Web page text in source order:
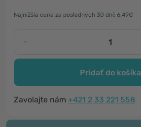
Najnižšia cena za posledných 30 dní: 6,49€
-
Pridať do košíka
Zavolajte nám +421 2 33 221 558